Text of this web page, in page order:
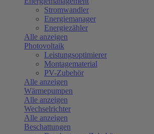
Stromwandler
Energiemanager
Energiezähler
Alle anzeigen
Photovoltaik
Leistungsoptimierer
Montagematerial
PV-Zubehör
Alle anzeigen
Wärmepumpen
Alle anzeigen
Wechselrichter
Alle anzeigen
Beschattungen